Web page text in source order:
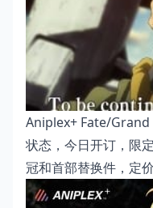
Aniplex+ Fate/
状态，今日开订，限
冠和首部替换件，定